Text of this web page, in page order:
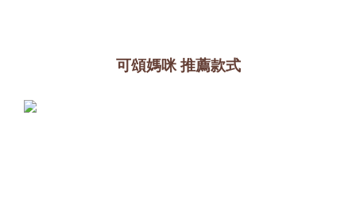
可頌媽咪 推薦款式